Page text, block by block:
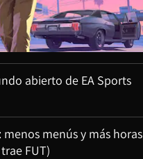
abierto de EA Sports
menos menús y más horas
FUT)